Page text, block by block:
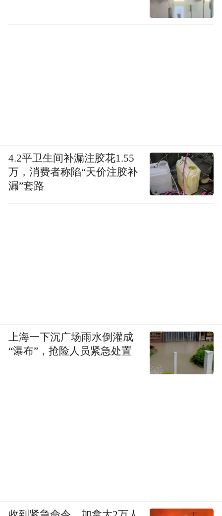
4.2平卫生间补漏注胶花1.55
万，消费者称陷“天价注胶补
漏”套路
上海一下沉广场雨水倒灌成
“瀑布”，抢险人员紧急处置